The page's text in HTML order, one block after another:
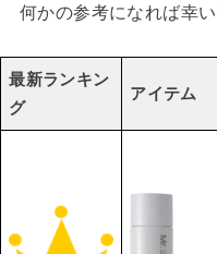
何かの参考になれば幸い
最新ランキン
グ
アイテム